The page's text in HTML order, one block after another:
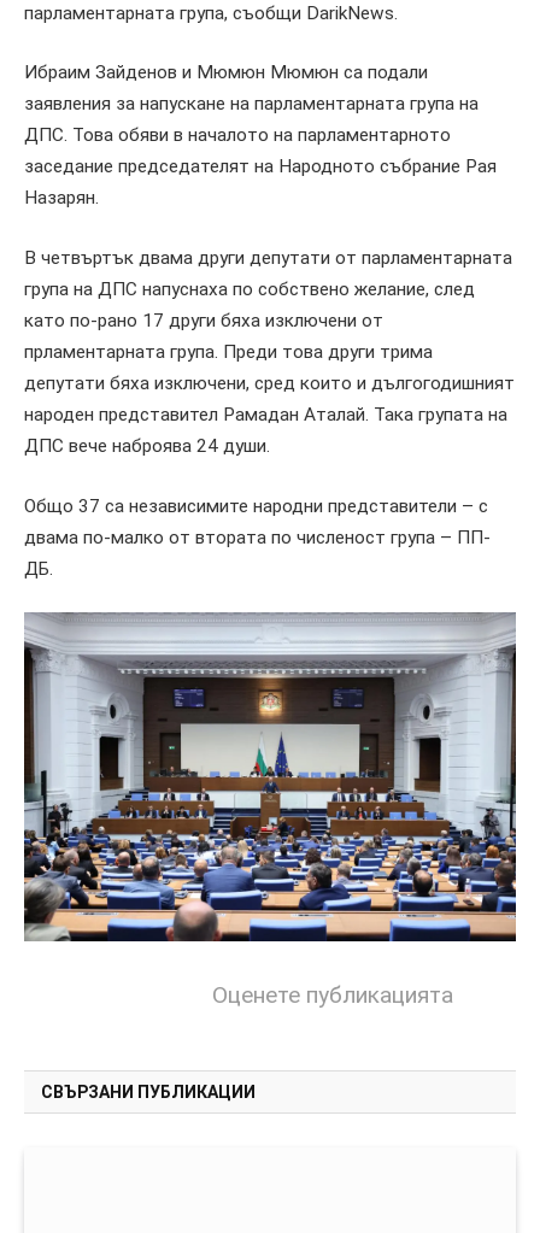
парламентарната група, съобщи DarikNews.
Ибраим Зайденов и Мюмюн Мюмюн са подали
заявления за напускане на парламентарната група на
ДПС. Това обяви в началото на парламентарното
заседание председателят на Народното събрание Рая
Назарян.
В четвъртък двама други депутати от парламентарната
група на ДПС напуснаха по собствено желание, след
като по-рано 17 други бяха изключени от
прламентарната група. Преди това други трима
депутати бяха изключени, сред които и дългогодишният
народен представител Рамадан Аталай. Така групата на
ДПС вече наброява 24 души.
Общо 37 са независимите народни представители – с
двама по-малко от втората по численост група – ПП-
ДБ.
Оценете публикацията
СВЪРЗАНИ ПУБЛИКАЦИИ